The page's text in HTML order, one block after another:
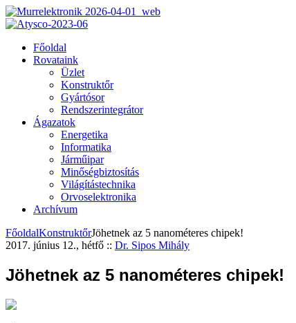
Főoldal
Rovataink
Üzlet
Konstruktőr
Gyártósor
Rendszerintegrátor
Ágazatok
Energetika
Informatika
Járműipar
Minőségbiztosítás
Világítástechnika
Orvoselektronika
Archívum
FőoldalKonstruktőrJöhetnek az 5 nanométeres chipek!
2017. június 12., hétfő :: Dr. Sipos Mihály
Jöhetnek az 5 nanométeres chipek!